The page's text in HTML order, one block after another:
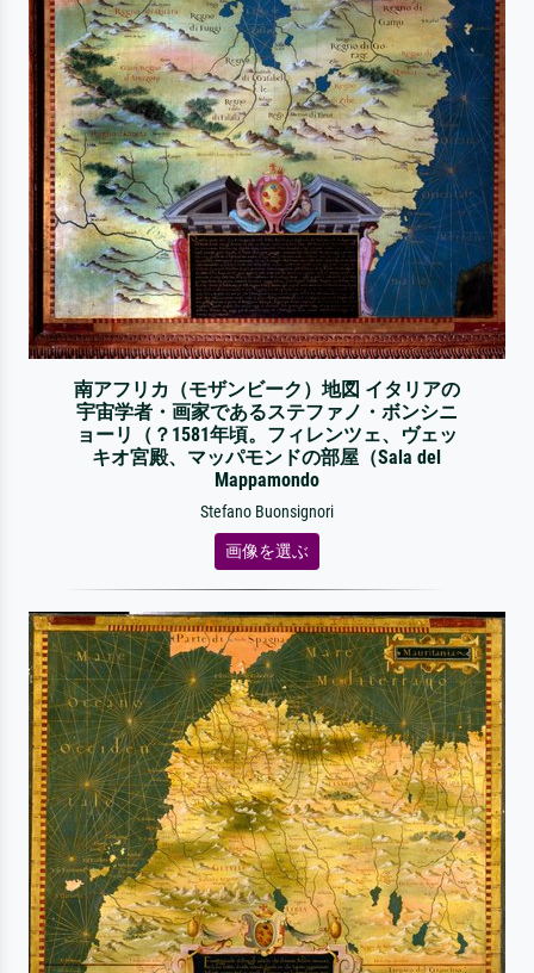
南アフリカ（モザンビーク）地図 イタリアの
宇宙学者・画家であるステファノ・ボンシニ
ョーリ（？1581年頃。フィレンツェ、ヴェッ
キオ宮殿、マッパモンドの部屋（Sala del
Mappamondo
Stefano Buonsignori
画像を選ぶ